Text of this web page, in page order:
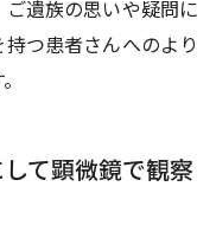
遺族の思いや疑問に
つ患者さんへのより
て顕微鏡で観察